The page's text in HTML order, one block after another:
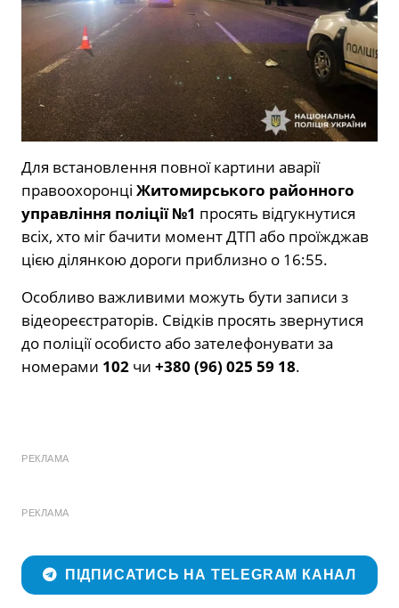
Для встановлення повної картини аварії
правоохоронці Житомирського районного
управління поліції №1 просять відгукнутися
всіх, хто міг бачити момент ДТП або проїжджав
цією ділянкою дороги приблизно о 16:55.
Особливо важливими можуть бути записи з
відеореєстраторів. Свідків просять звернутися
до поліції особисто або зателефонувати за
номерами 102 чи +380 (96) 025 59 18.
РЕКЛАМА
РЕКЛАМА
ПІДПИСАТИСЬ НА TELEGRAM КАНАЛ